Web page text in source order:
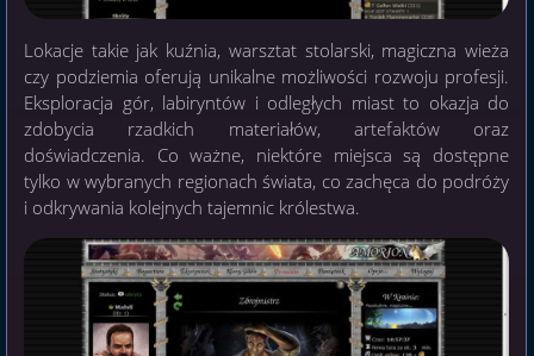
Lokacje takie jak kuźnia, warsztat stolarski, magiczna wieża
czy podziemia oferują unikalne możliwości rozwoju profesji.
Eksploracja gór, labiryntów i odległych miast to okazja do
zdobycia rzadkich materiałów, artefaktów oraz
doświadczenia. Co ważne, niektóre miejsca są dostępne
tylko w wybranych regionach świata, co zachęca do podróży
i odkrywania kolejnych tajemnic królestwa.